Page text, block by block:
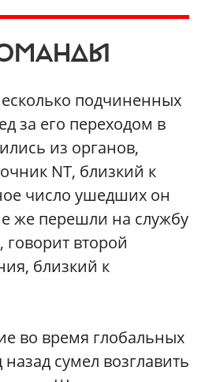
подчиненных
за его переходом в
из органов,
NT, близкий к
число ушедших он
же перешли на службу
говорит второй
близкий к
во время глобальных
сумел возглавить